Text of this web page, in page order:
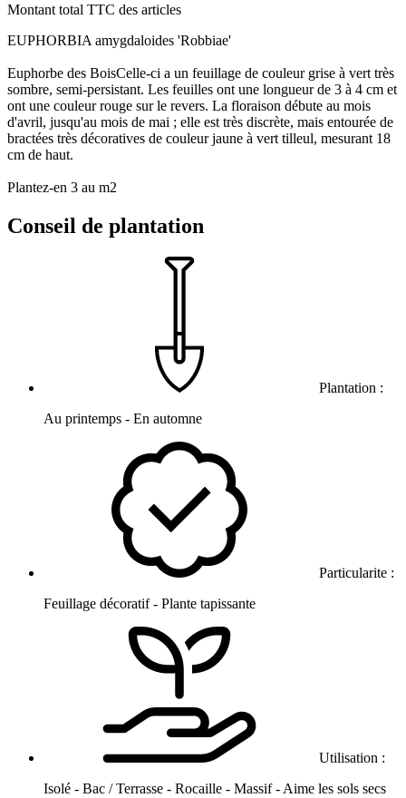
Montant total TTC des articles
EUPHORBIA amygdaloides 'Robbiae'
Euphorbe des BoisCelle-ci a un feuillage de couleur grise à vert très
sombre, semi-persistant. Les feuilles ont une longueur de 3 à 4 cm et
ont une couleur rouge sur le revers. La floraison débute au mois
d'avril, jusqu'au mois de mai ; elle est très discrète, mais entourée de
bractées très décoratives de couleur jaune à vert tilleul, mesurant 18
cm de haut.
Plantez-en 3 au m2
Conseil de plantation
Plantation :
Au printemps - En automne
Particularite :
Feuillage décoratif - Plante tapissante
Utilisation :
Isolé - Bac / Terrasse - Rocaille - Massif - Aime les sols secs